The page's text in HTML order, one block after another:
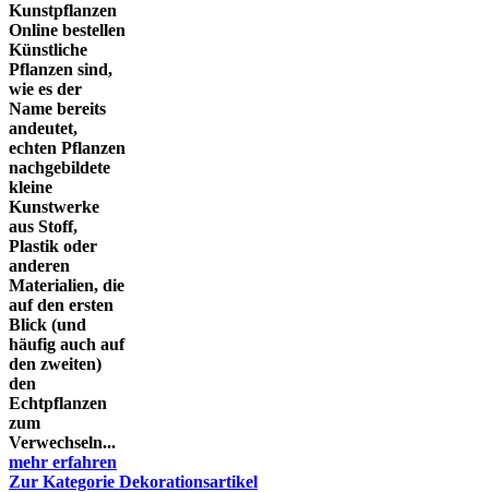
Kunstpflanzen
Online bestellen
Künstliche
Pflanzen sind,
wie es der
Name bereits
andeutet,
echten Pflanzen
nachgebildete
kleine
Kunstwerke
aus Stoff,
Plastik oder
anderen
Materialien, die
auf den ersten
Blick (und
häufig auch auf
den zweiten)
den
Echtpflanzen
zum
Verwechseln...
mehr erfahren
Zur Kategorie Dekorationsartikel